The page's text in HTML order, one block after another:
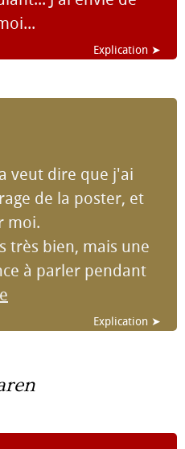
Explication ➤
veut dire que j'ai
de la poster, et
moi.
très bien, mais une
à parler pendant
Explication ➤